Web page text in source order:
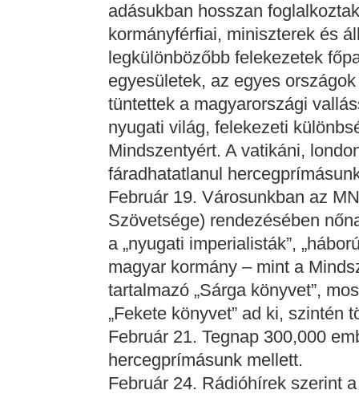
adásukban hosszan
kormányférfiai, miniszterek és
legkülönbözőbb felekezetek
egyesületek, az egyes
tüntettek a magyarországi
nyugati világ, felekezeti
Mindszentyért. A vatikáni,
fáradhatatlanul
Február 19. Városunkban az
Szövetsége) rendezésében
a „nyugati imperialisták”,
magyar kormány – mint a
tartalmazó „Sárga könyvet”,
„Fekete könyvet” ad ki, szintén
Február 21. Tegnap 300,000
hercegprímásunk mellett.
Február 24. Rádióhírek szerint